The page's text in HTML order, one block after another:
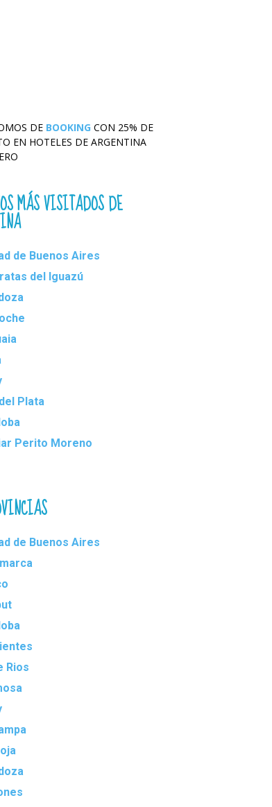
DE BOOKING CON 25% DE
EN HOTELES DE ARGENTINA
MÁS VISITADOS DE
de Buenos Aires
del Iguazú
Plata
Perito Moreno
de Buenos Aires
Rios